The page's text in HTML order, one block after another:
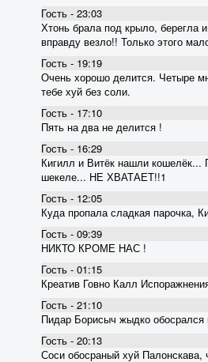
Гость - 23:03
Хтонь брала под крыло, берегла
вправду везло!! Только этого
Гость - 19:19
Очень хорошо делится. Четыре
тебе хуй без соли.
Гость - 17:10
Пять на два не делится !
Гость - 16:29
Кигилл и Витёк нашли кошелёк...
шекеле... НЕ ХВАТАЕТ!!1
Гость - 12:05
Куда пропала сладкая парочка,
Гость - 09:39
НИКТО КРОМЕ НАС !
Гость - 01:15
Креатив Говно Калл
Гость - 21:10
Пидар Борисыч жыдко обосрался
Гость - 20:13
Соси обосраный хуй Палонскава,